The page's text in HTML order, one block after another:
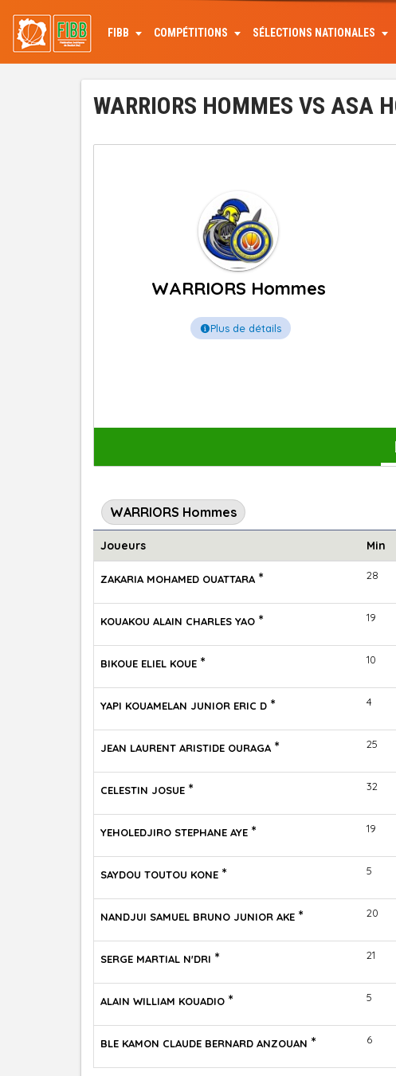
contenu
principal
FIBB COMPÉTITIONS SÉLECTIONS NATIONALES
WARRIORS HOMMES VS ASA
WARRIORS Hommes
Plus de détails
WARRIORS Hommes
Joueurs Min
ZAKARIA MOHAMED OUATTARA * 28
KOUAKOU ALAIN CHARLES YAO * 19
BIKOUE ELIEL KOUE * 10
YAPI KOUAMELAN JUNIOR ERIC D * 4
JEAN LAURENT ARISTIDE OURAGA * 25
CELESTIN JOSUE * 32
YEHOLEDJIRO STEPHANE AYE * 19
SAYDOU TOUTOU KONE * 5
NANDJUI SAMUEL BRUNO JUNIOR AKE * 20
SERGE MARTIAL N'DRI * 21
ALAIN WILLIAM KOUADIO * 5
BLE KAMON CLAUDE BERNARD ANZOUAN * 6